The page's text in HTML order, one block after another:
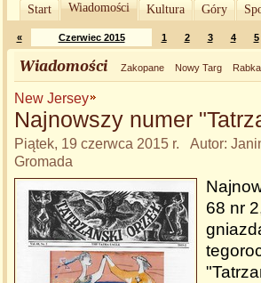
Start Wiadomości Kultura Góry
« Czerwiec 2015 1 2 3 4 5
Wiadomości Zakopane Nowy Targ
New Jersey
Najnowszy numer
Piątek, 19 czerwca 2015 r. Autor:
Gromada
68 nr